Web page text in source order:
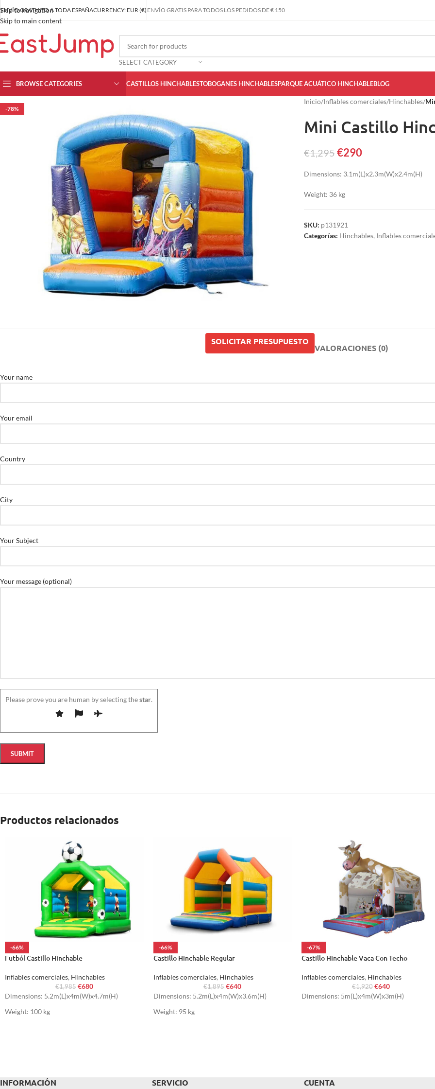
Skip to navigation
Skip to main content
ENVÍO GRATUITO A TODA ESPAÑACURRENCY: EUR (€) ENVÍO GRATIS PARA TODOS LOS PEDIDOS DE € 150
SELECT CATEGORY
BROWSE CATEGORIES CASTILLOS HINCHABLESTOBOGANES HINCHABLESPARQUE ACUÁTICO HINCHABLEBLOG
-78%
Inicio/Inflables comerciales/Hinchables/
Mini Castillo
€1,295€290
Dimensions: 3.1m(L)x2.3m(W)x2.4m(H)
Weight: 36 kg
SKU: p131921
Categorías: Hinchables, Inflables
SOLICITAR PRESUPUESTO
VALORACIONES (0)
Your name
Your email
Country
City
Your Subject
Your message (optional)
Please prove you are human by selecting thestar.
Productos relacionados
-66%
Futból Castillo Hinchable
Inflables comerciales, Hinchables
€1,985 €680
Dimensions: 5.2m(L)x4m(W)x4.7m(H)
Weight: 100 kg
-66%
Castillo Hinchable Regular
Inflables comerciales, Hinchables
€1,895 €640
Dimensions: 5.2m(L)x4m(W)x3.6m(H)
Weight: 95 kg
-67%
Castillo Hinchable Vaca Con Techo
Inflables comerciales, Hinchables
€1,920 €640
Dimensions: 5m(L)x4m(W)x3m(H)
INFORMACIÓN SERVICIO CUENTA